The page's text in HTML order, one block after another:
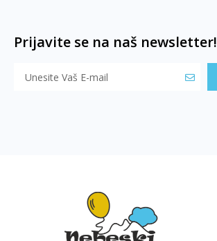
Prijavite se na naš newsletter!